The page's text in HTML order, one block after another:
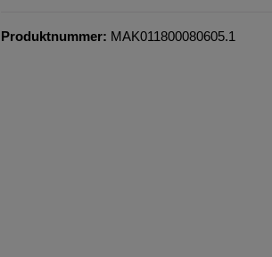
Produktnummer: MAK011800080605.1